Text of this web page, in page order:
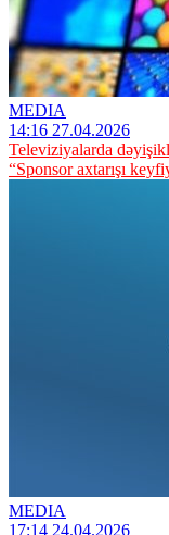
MEDIA
14:16 27.04.2026
Televiziyalarda
“Sponsor axtarışı
MEDIA
17:14 24.04.2026